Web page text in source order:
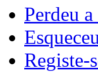
Perdeu a
Registe-